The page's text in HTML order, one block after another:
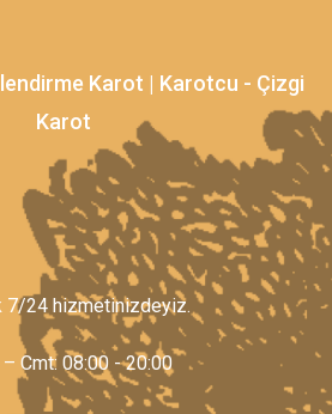
Karot | Karotcu - Çizgi
Karot
7/24 hizmetinizdeyiz.
Cmt: 08:00 - 20:00